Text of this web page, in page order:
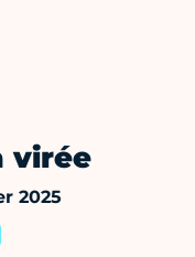
virée
2025